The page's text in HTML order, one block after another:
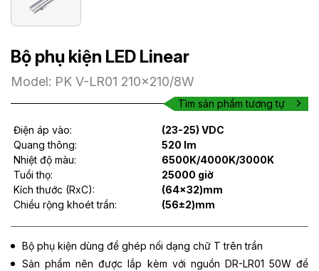
Bộ phụ kiện LED Linear
Model: PK V-LR01 210x210/8W
Tìm sản phẩm tương tự
Điện áp vào:
(23-25) VDC
Quang thông:
520 lm
Nhiệt độ màu:
6500K/4000K/3000K
Tuổi thọ:
25000 giờ
Kích thước (RxC):
(64x32)mm
Chiều rộng khoét trần:
(56±2)mm
Bộ phụ kiện dùng để ghép nối dạng chữ T trên trần
Sản phẩm nên được lắp kèm với nguồn DR-LR01 50W để